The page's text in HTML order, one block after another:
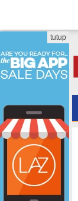
tutup